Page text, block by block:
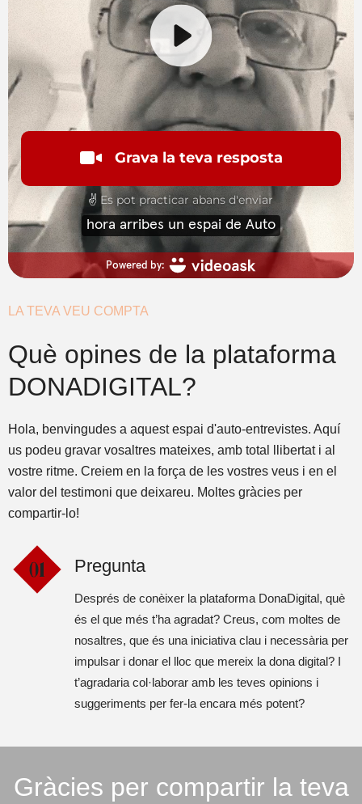
LA TEVA VEU COMPTA
Què opines de la plataforma
DONADIGITAL?
Hola, benvingudes a aquest espai d'auto-entrevistes. Aquí
us podeu gravar vosaltres mateixes, amb total llibertat i al
vostre ritme. Creiem en la força de les vostres veus i en el
valor del testimoni que deixareu. Moltes gràcies per
compartir-lo!
Pregunta
Després de conèixer la plataforma DonaDigital, què
és el que més t’ha agradat? Creus, com moltes de
nosaltres, que és una iniciativa clau i necessària per
impulsar i donar el lloc que mereix la dona digital? I
t’agradaria col·laborar amb les teves opinions i
suggeriments per fer-la encara més potent?
Gràcies per compartir la teva